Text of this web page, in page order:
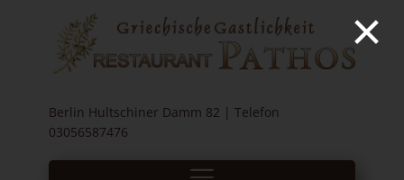
Berlin Hultschiner Damm 82 | Telefon
03056587476
×